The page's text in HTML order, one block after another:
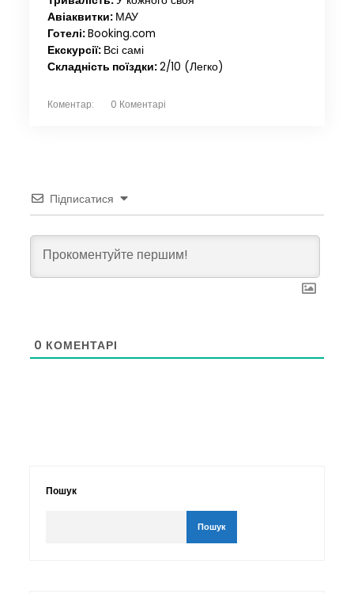
Авіаквитки: МАУ
Готелі:Booking.com
Екскурсії: Всі самі
Складність поїздки:2/10 (Легко)
Коментар: 0 Коментарі
Підписатися
0 КОМЕНТАРІ
Пошук
Пошук